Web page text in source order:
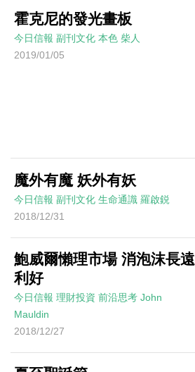
霍克尼的發光畫板
今日信報 副刊文化 本色 柴人
2019/01/05
魔外有魔 妖外有妖
今日信報 副刊文化 生命通識 羅啟鋭
2018/12/31
鮑威爾懶理市場 消泡沫長遠
利好
今日信報 理財投資 前沿思考 John
Mauldin
2018/12/27